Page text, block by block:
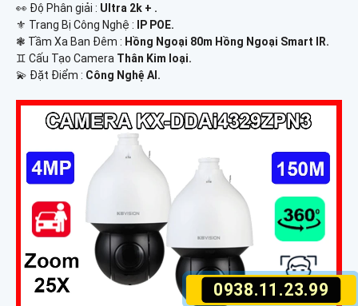
0938.11.23.99
️👀 Độ Phân giải : Ultra 2k + .
⚜️ Trang Bị Công Nghệ :
IP POE.
❃ Tầm Xa Ban Đêm : Hồng Ngoại 80m Hồng Ngoại Smart IR.
♊ Cấu Tạo Camera Thân Kim loại.
️💫 Đặt Điểm : Công Nghệ AI.